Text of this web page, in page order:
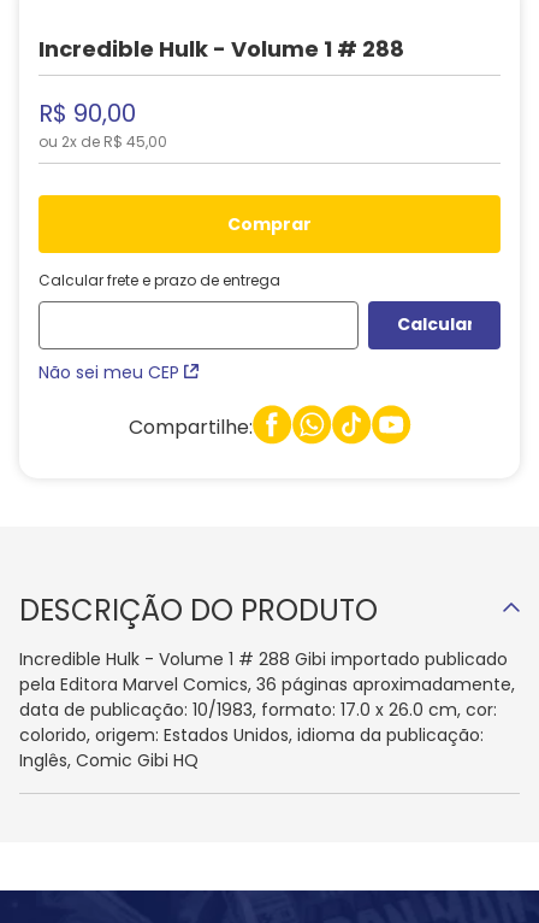
Incredible Hulk - Volume 1 # 288
R$ 90,00
ou 2x de R$ 45,00
comprar
Calcular frete e prazo de entrega
Não sei meu CEP
Compartilhe:
DESCRIÇÃO DO PRODUTO
Incredible Hulk - Volume 1 # 288 Gibi importado publicado
pela Editora Marvel Comics, 36 páginas aproximadamente,
data de publicação: 10/1983, formato: 17.0 x 26.0 cm, cor:
colorido, origem: Estados Unidos, idioma da publicação:
Inglês, Comic Gibi HQ